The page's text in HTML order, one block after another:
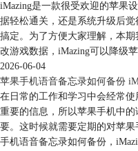
二、苹果通讯录怎么导出来
使用iMazing备份了iPhone，可
VCard、Excel、CSV，具体操
1、iMaizng连接手机后，点击左
作者选择导出Excel。
iMazing是一款很受欢迎的苹果
据轻松通关，还是系统升级后
搞定。为了方便大家理解，本
改游戏数据，iMazing可以降级
2026-06-04
苹果手机语音备忘录如何备份
在日常的工作和学习中会经常
重要的信息，所以苹果手机中
要。这时候就需要定期的对苹
手机语音备忘录如何备份，